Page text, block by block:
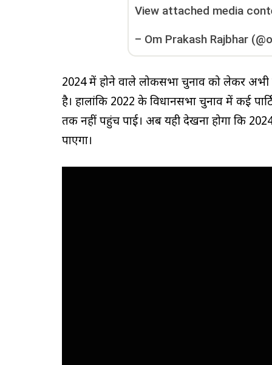
View attached media
– Om Prakash Rajbhar
2024 में होने वाले लोकसभा चुनाव को लेकर अभी
है। हालांकि 2022 के विधानसभा चुनाव में कई
तक नहीं पहुंच पाई। अब यही देखना होगा कि
पाएगा।